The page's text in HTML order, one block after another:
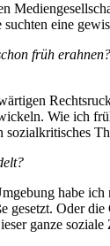
eine
früh
Wie ich
habe
gesetzt. Oder
ganze